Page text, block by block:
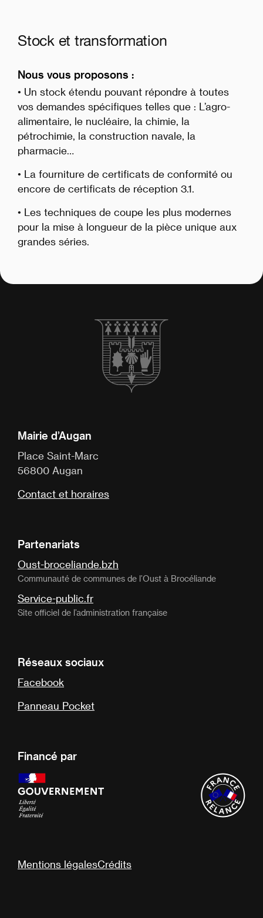
Stock et transformation
Nous vous proposons :
• Un stock étendu pouvant répondre à toutes
vos demandes spécifiques telles que : L’agro-
alimentaire, le nucléaire, la chimie, la
pétrochimie, la construction navale, la
pharmacie…
• La fourniture de certificats de conformité ou
encore de certificats de réception 3.1.
• Les techniques de coupe les plus modernes
pour la mise à longueur de la pièce unique aux
grandes séries.
Mairie d’Augan
Place Saint-Marc
56800 Augan
Contact et horaires
Partenariats
Oust-broceliande.bzh
Communauté de communes de l’Oust à Brocéliande
Service-public.fr
Site officiel de l’administration française
Réseaux sociaux
Facebook
Panneau Pocket
Financé par
Mentions légalesCrédits